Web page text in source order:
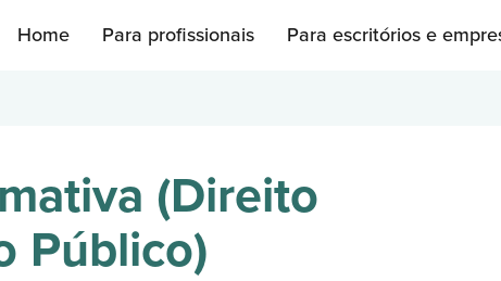
Home Para profissionais Para escritórios e
(Direito
Público)